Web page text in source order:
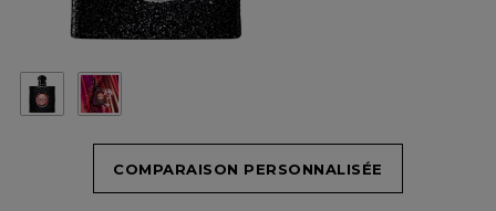
COMPARAISON PERSONNALISÉE